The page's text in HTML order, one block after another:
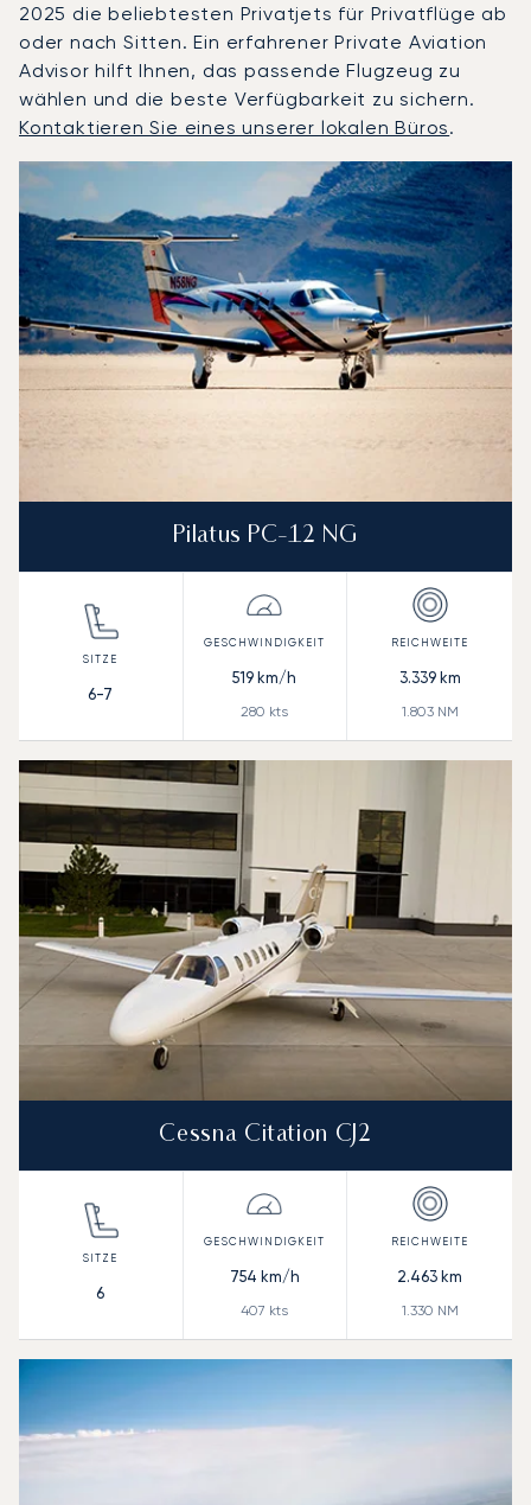
2025 die beliebtesten Privatjets für Privatflüge ab
oder nach Sitten. Ein erfahrener Private Aviation
Advisor hilft Ihnen, das passende Flugzeug zu
wählen und die beste Verfügbarkeit zu sichern.
Kontaktieren Sie eines unserer lokalen Büros.
Foto des Flugzeugs
Flugzeugmodell
Geschwindigkeit (km/h)
Geschwindigkeit (Knoten)
Reichweite (NM)
Pilatus PC-12 NG
6-7
519 km/h
280 kts
3.339km
1.803NM
Cessna Citation CJ2
6
754 km/h
407 kts
2.463 km
1.330 NM